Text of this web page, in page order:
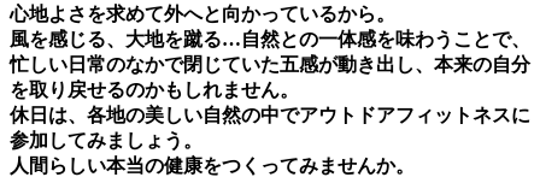
⼼地よさを求めて外へと向かっているから。
⾵を感じる、⼤地を蹴る…⾃然との⼀体感を味わうことで、
忙しい⽇常のなかで閉じていた五感が動き出し、本来の⾃分
を取り戻せるのかもしれません。
休⽇は、各地の美しい⾃然の中でアウトドアフィットネスに
参加してみましょう。
⼈間らしい本当の健康をつくってみませんか。